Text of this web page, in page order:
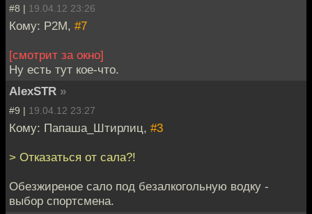
#8 | 19.04.12 23:26
Кому: P2M, #7
[смотрит за окно]
Ну есть тут кое-что.
AlexSTR »
#9 | 19.04.12 23:27
Кому: Папаша_Штирлиц, #3
> Отказаться от сала?!
Обезжиреное сало под безалкогольную водку -
выбор спортсмена.